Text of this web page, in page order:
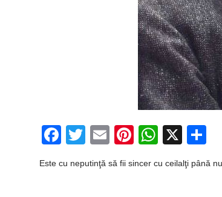
Facebook
Twitter
EmailPinterest
X
Este cu neputinţă să fii sincer cu ceilalţi până